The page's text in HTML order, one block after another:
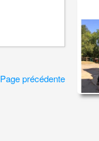
Page précédente